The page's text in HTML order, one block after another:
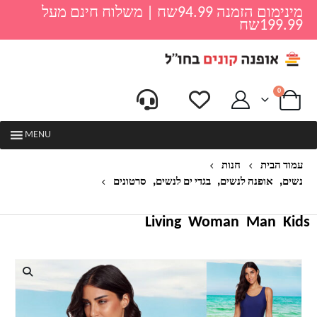
מינימום הזמנה 94.99שח | משלוח חינם מעל
199.99שח
0
MENU
עמוד הבית
חנות
נשים, אופנה לנשים, בגדי ים לנשים, סרטונים
Kids
Man
Woman
Living